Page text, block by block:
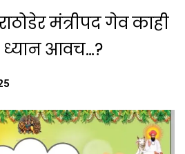
मंत्रीपद गेव काही
आवच…?